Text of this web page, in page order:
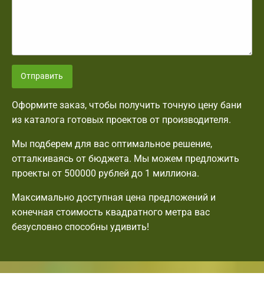
Отправить
Оформите заказ, чтобы получить точную цену бани
из каталога готовых проектов от производителя.
Мы подберем для вас оптимальное решение,
отталкиваясь от бюджета. Мы можем предложить
проекты от 500000 рублей до 1 миллиона.
Максимально доступная цена предложений и
конечная стоимость квадратного метра вас
безусловно способны удивить!